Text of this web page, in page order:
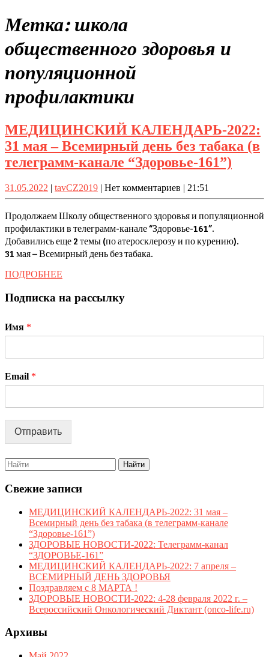
Button
Метка: школа
общественного здоровья и
популяционной
профилактики
МЕДИЦИНСКИЙ КАЛЕНДАРЬ-2022:
31 мая – Всемирный день без табака (в
телеграмм-канале “Здоровье-161”)
–
31.05.2022 31.05.2022
| tavCZ2019tavCZ2019
| Нет комментариев | 21:51
Продолжаем Школу общественного здоровья и популяционной
профилактики в телеграмм-канале “Здоровье-161”.
Добавились еще 2 темы (по атеросклерозу и по курению).
31 мая – Всемирный день без табака.
ПОДРОБНЕЕ
Подписка на рассылку
Имя *
Email *
Отправить
Search
for:
Свежие записи
МЕДИЦИНСКИЙ КАЛЕНДАРЬ-2022: 31 мая –
Всемирный день без табака (в телеграмм-канале
“Здоровье-161”)
ЗДОРОВЫЕ НОВОСТИ-2022: Телеграмм-канал
“ЗДОРОВЬЕ-161”
МЕДИЦИНСКИЙ КАЛЕНДАРЬ-2022: 7 апреля –
ВСЕМИРНЫЙ ДЕНЬ ЗДОРОВЬЯ
Поздравляем с 8 МАРТА !
ЗДОРОВЫЕ НОВОСТИ-2022: 4-28 февраля 2022 г. –
Всероссийский Онкологический Диктант (onco-life.ru)
Архивы